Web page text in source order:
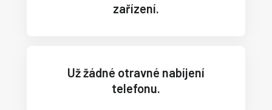
zařízení.
Už žádné otravné nabíjení
telefonu.